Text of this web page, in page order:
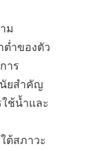
ม
ต่ำของตัว
าร
ยสำคัญ
ช้น้ำและ
ต้สภาวะ